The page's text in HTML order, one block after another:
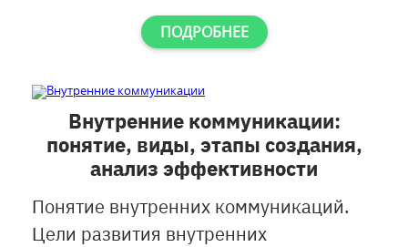
ПОДРОБНЕЕ
Внутренние коммуникации:
понятие, виды, этапы создания,
анализ эффективности
Понятие внутренних коммуникаций.
Цели развития внутренних